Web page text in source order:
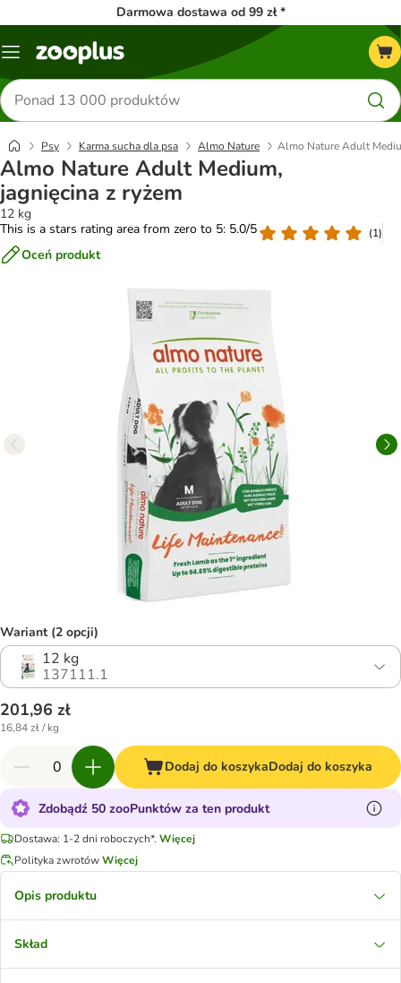
Darmowa dostawa od 99 zł *
Menu
Szukaj
produktów
Psy Karma sucha dla psa Almo Nature Almo Nature Adult
Almo Nature Adult Medium,
jagnięcina z ryżem
12 kg
This is a stars rating area from zero to 5: 5.0/5
(1)
Oceń produkt
Wariant (2 opcji)
12 kg
137111.1
201,96 zł
16,84 zł / kg
Dodaj do koszykaDodaj do koszyka
Zdobądź 50 zooPunktów za ten produkt
Dostawa: 1-2 dni roboczych*. Więcej
Polityka zwrotówWięcej
Opis produktu
Skład